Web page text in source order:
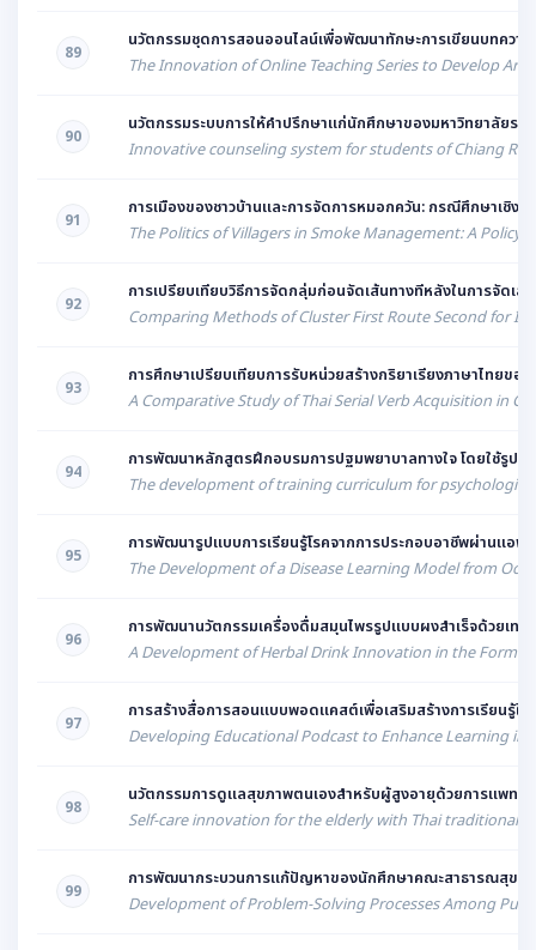
89
นวัตกรรมชุดการสอนออนไลน์เพื่อพัฒนาทักษะการเขียนบทคว
The Innovation of Online Teaching Series to Develop
90
นวัตกรรมระบบการให้คำปรึกษาแก่นักศึกษาของมหาวิทยาลัยรา
Innovative counseling system for students of Chiang Rai
91
การเมืองของชาวบ้านและการจัดการหมอกควัน: กรณีศึกษาเชิงน
The Politics of Villagers in Smoke Management: A Policy
92
การเปรียบเทียบวิธีการจัดกลุ่มก่อนจัดเส้นทางทีหลังในการจัดเ
Comparing Methods of Cluster First Route Second for
93
การศึกษาเปรียบเทียบการรับหน่วยสร้างกริยาเรียงภาษาไทยข
A Comparative Study of Thai Serial Verb Acquisition in
94
การพัฒนาหลักสูตรฝึกอบรมการปฐมพยาบาลทางใจ โดยใช้รูปแ
The development of training curriculum for
95
การพัฒนารูปแบบการเรียนรู้โรคจากการประกอบอาชีพผ่านแอพ
The Development of a Disease Learning Model from
96
การพัฒนานวัตกรรมเครื่องดื่มสมุนไพรรูปแบบผงสำเร็จด้วยเทคโ
A Development of Herbal Drink Innovation in the Form
97
การสร้างสื่อการสอนแบบพอดแคสต์เพื่อเสริมสร้างการเรียนรู้ใน
Developing Educational Podcast to Enhance Learning
98
นวัตกรรมการดูแลสุขภาพตนเองสำหรับผู้สูงอายุด้วยการแพทย์
Self-care innovation for the elderly with Thai traditional
99
การพัฒนากระบวนการแก้ปัญหาของนักศึกษาคณะสาธารณสุขศา
Development of Problem-Solving Processes Among